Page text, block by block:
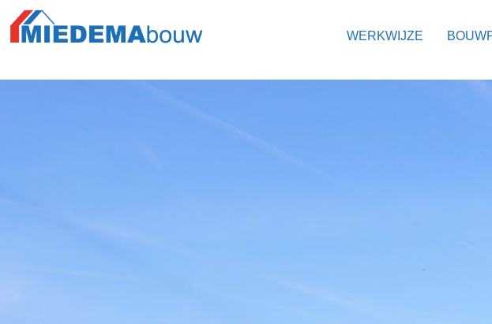
WERKWIJZE